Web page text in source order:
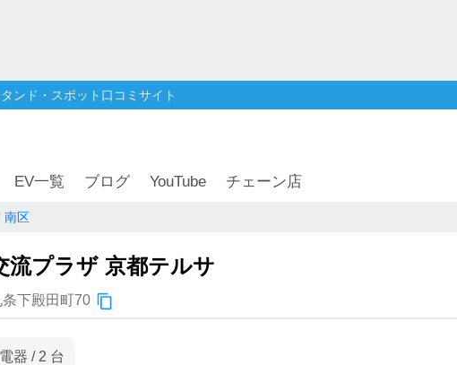
ンド・スポット口コミサイト
EV一覧 ブログ YouTube チェーン店
南区
流プラザ 京都テルサ
下殿田町70
器 / 2 台